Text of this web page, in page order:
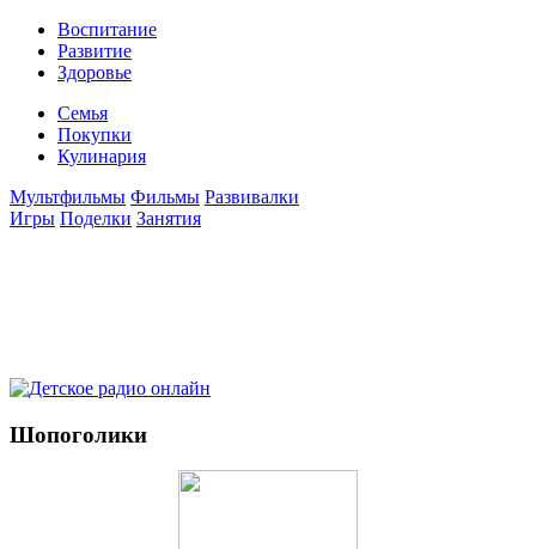
Воспитание
Развитие
Здоровье
Семья
Покупки
Кулинария
Мультфильмы Фильмы Развивалки
Игры Поделки Занятия
Шопоголики